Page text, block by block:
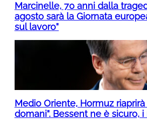
Marcinelle, 70 anni dalla
agosto sarà la Giornata
sul lavoro”
Medio Oriente, Hormuz riaprirà
domani”. Bessent ne è sicuro,